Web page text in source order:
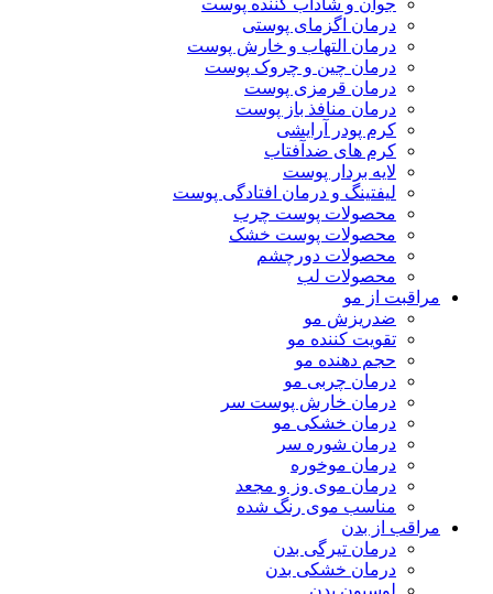
جوان و شاداب کننده پوست
درمان اگزمای پوستی
درمان التهاب و خارش پوست
درمان چین و چروک پوست
درمان قرمزی پوست
درمان منافذ باز پوست
کرم پودر آرایشی
کرم های ضدآفتاب
لایه بردار پوست
لیفتینگ و درمان افتادگی پوست
محصولات پوست چرب
محصولات پوست خشک
محصولات دورچشم
محصولات لب
مراقبت از مو
ضدریزش مو
تقویت کننده مو
حجم دهنده مو
درمان چربی مو
درمان خارش پوست سر
درمان خشکی مو
درمان شوره سر
درمان موخوره
درمان موی وز و مجعد
مناسب موی رنگ شده
مراقب از بدن
درمان تیرگی بدن
درمان خشکی بدن
لوسیون بدن